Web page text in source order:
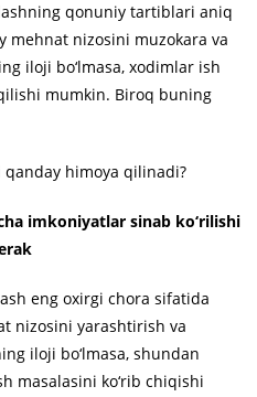
qonuniy tartiblari aniq
mehnat nizosini muzokara va
iloji bo‘lmasa, xodimlar ish
mumkin. Biroq buning
qanday himoya qilinadi?
imkoniyatlar sinab ko‘rilishi
eng oxirgi chora sifatida
nizosini yarashtirish va
iloji bo‘lmasa, shundan
masalasini ko‘rib chiqishi